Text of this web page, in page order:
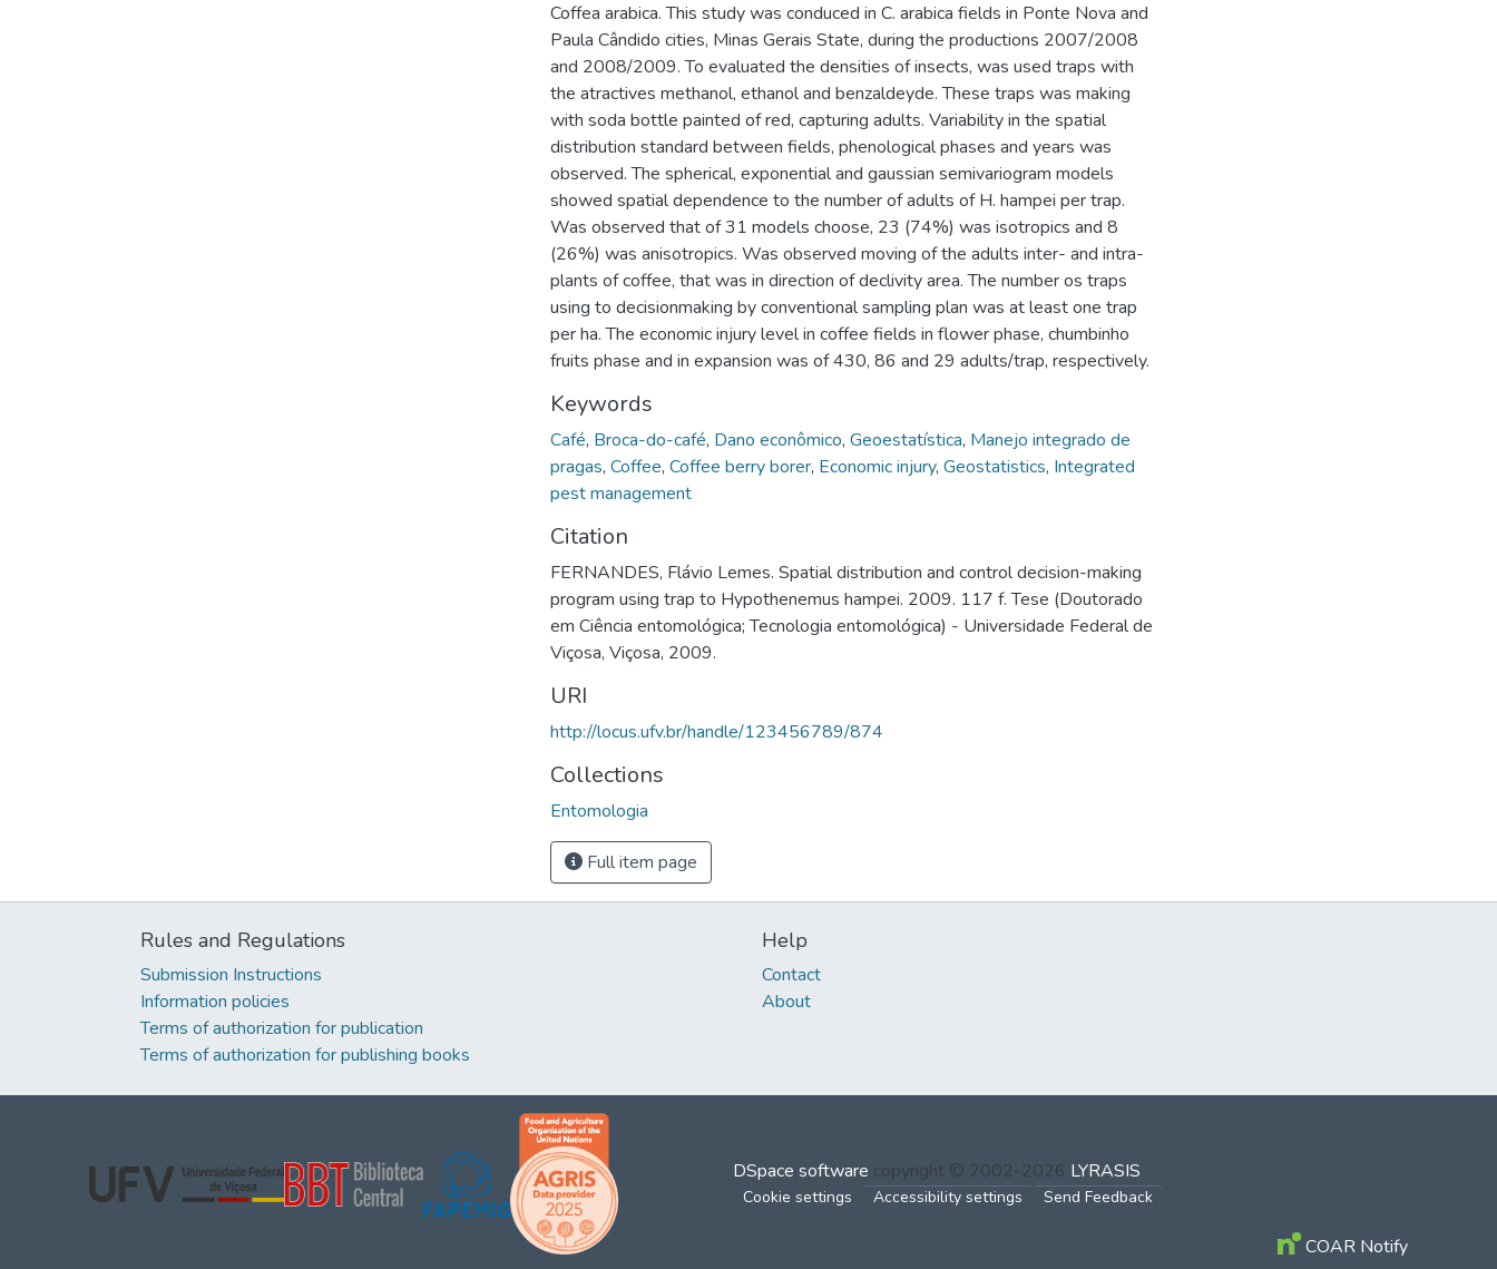
Coffea arabica. This study was conduced in C. arabica fields in Ponte Nova and
Paula Cândido cities, Minas Gerais State, during the productions 2007/2008
and 2008/2009. To evaluated the densities of insects, was used traps with
the atractives methanol, ethanol and benzaldeyde. These traps was making
with soda bottle painted of red, capturing adults. Variability in the spatial
distribution standard between fields, phenological phases and years was
observed. The spherical, exponential and gaussian semivariogram models
showed spatial dependence to the number of adults of H. hampei per trap.
Was observed that of 31 models choose, 23 (74%) was isotropics and 8
(26%) was anisotropics. Was observed moving of the adults inter- and intra-
plants of coffee, that was in direction of declivity area. The number os traps
using to decisionmaking by conventional sampling plan was at least one trap
per ha. The economic injury level in coffee fields in flower phase, chumbinho
fruits phase and in expansion was of 430, 86 and 29 adults/trap, respectively.
Keywords
Café, Broca-do-café, Dano econômico, Geoestatística, Manejo integrado de
pragas, Coffee, Coffee berry borer, Economic injury, Geostatistics, Integrated
pest management
Citation
FERNANDES, Flávio Lemes. Spatial distribution and control decision-making
program using trap to Hypothenemus hampei. 2009. 117 f. Tese (Doutorado
em Ciência entomológica; Tecnologia entomológica) - Universidade Federal de
Viçosa, Viçosa, 2009.
URI
http://locus.ufv.br/handle/123456789/874
Collections
Entomologia
Full item page
Rules and Regulations
Submission Instructions
Information policies
Terms of authorization for publication
Terms of authorization for publishing books
Help
Contact
About
DSpace software copyright © 2002-2026 LYRASIS
Cookie settings Accessibility settings Send Feedback
COAR Notify